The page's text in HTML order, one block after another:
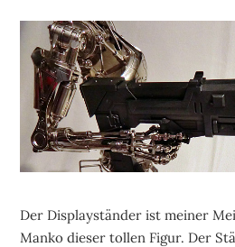
Der Displayständer ist meiner
Manko dieser tollen Figur. Der